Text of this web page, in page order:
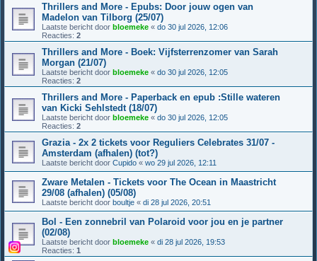
Thrillers and More - Epubs: Door jouw ogen van
Madelon van Tilborg (25/07)
Laatste bericht door bloemeke « do 30 jul 2026, 12:06
Reacties: 2
Thrillers and More - Boek: Vijfsterrenzomer van Sarah
Morgan (21/07)
Laatste bericht door bloemeke « do 30 jul 2026, 12:05
Reacties: 2
Thrillers and More - Paperback en epub :Stille wateren
van Kicki Sehlstedt (18/07)
Laatste bericht door bloemeke « do 30 jul 2026, 12:05
Reacties: 2
Grazia - 2x 2 tickets voor Reguliers Celebrates 31/07 -
Amsterdam (afhalen) (tot?)
Laatste bericht door Cupido « wo 29 jul 2026, 12:11
Zware Metalen - Tickets voor The Ocean in Maastricht
29/08 (afhalen) (05/08)
Laatste bericht door boultje « di 28 jul 2026, 20:51
Bol - Een zonnebril van Polaroid voor jou en je partner
(02/08)
Laatste bericht door bloemeke « di 28 jul 2026, 19:53
Reacties: 1